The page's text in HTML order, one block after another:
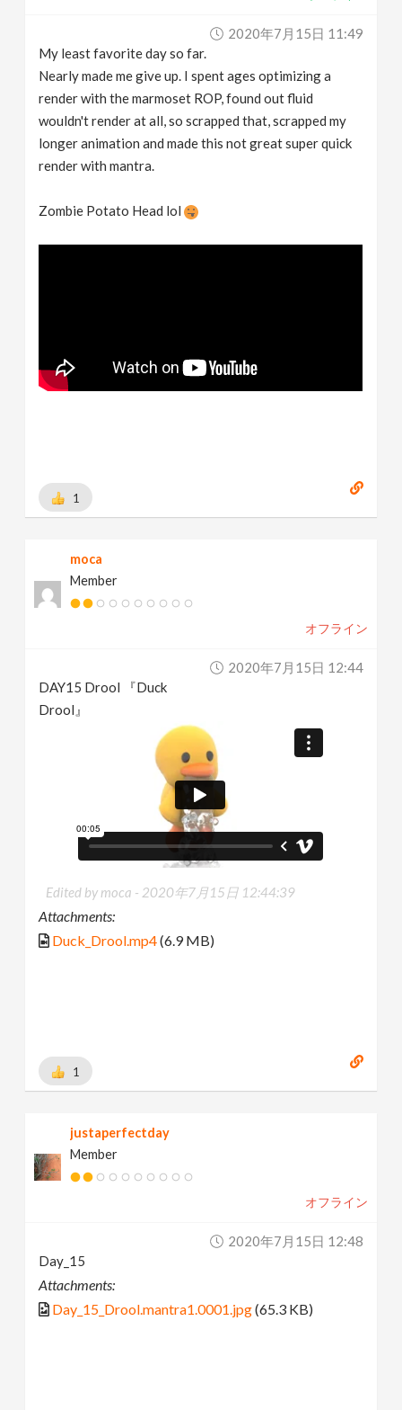
2020年7月15日 11:49
My least favorite day so far.
Nearly made me give up. I spent ages optimizing a
render with the marmoset ROP, found out fluid
wouldn't render at all, so scrapped that, scrapped my
longer animation and made this not great super quick
render with mantra.
Zombie Potato Head lol
1
moca
Member
オフライン
2020年7月15日 12:44
DAY15 Drool 『Duck
Drool』
Edited by moca - 2020年7月15日 12:44:39
Attachments:
Duck_Drool.mp4(6.9 MB)
1
justaperfectday
Member
オフライン
2020年7月15日 12:48
Day_15
Attachments:
Day_15_Drool.mantra1.0001.jpg(65.3 KB)